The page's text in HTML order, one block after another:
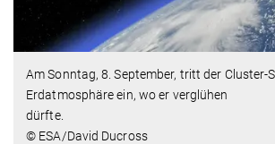
Am Sonntag, 8. September, tritt der Cluster-
Erdatmosphäre ein, wo er verglühen
dürfte.
© ESA/David Ducross